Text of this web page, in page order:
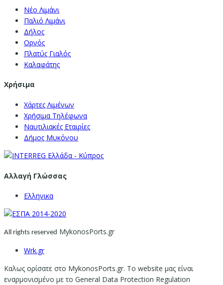
Νέο Λιμάνι
Παλιό Λιμάνι
Δήλος
Ορνός
Πλατύς Γιαλός
Καλαφάτης
Χρήσιμα
Χάρτες Λιμένων
Χρήσιμα Τηλέφωνα
Ναυτιλιακές Εταιρίες
Δήμος Μυκόνου
Αλλαγή Γλώσσας
Ελληνικα
All rights reserved MykonosPorts.gr
Wrk.gr
Καλως ορίσατε στο MykonosPorts.gr. Το website μας είναι
εναρμονισμένο με το General Data Protection Regulation